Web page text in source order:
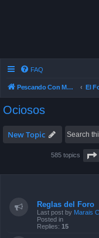
FAQ
Pescando Con Mosca
Ociosos
New Topic
585 topics
Reglas del Foro
Last post by Marais
Posted in
Replies: 15